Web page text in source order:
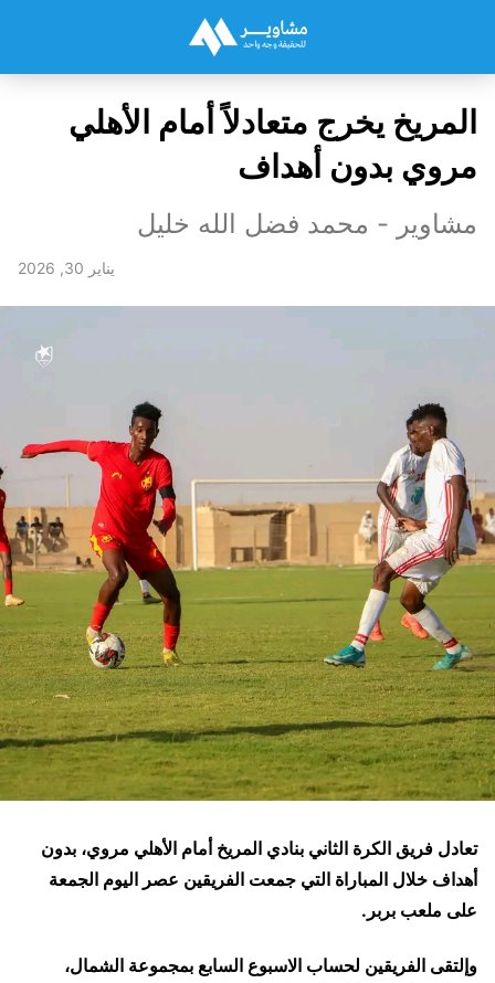
المريخ يخرج متعادلاً أمام الأهلي
مروي بدون أهداف
مشاوير - محمد فضل الله خليل
يناير 30, 2026
تعادل فريق الكرة الثاني بنادي المريخ أمام الأهلي مروي، بدون
أهداف خلال المباراة التي جمعت الفريقين عصر اليوم الجمعة
على ملعب بربر.
وإلتقى الفريقين لحساب الاسبوع السابع بمجموعة الشمال،